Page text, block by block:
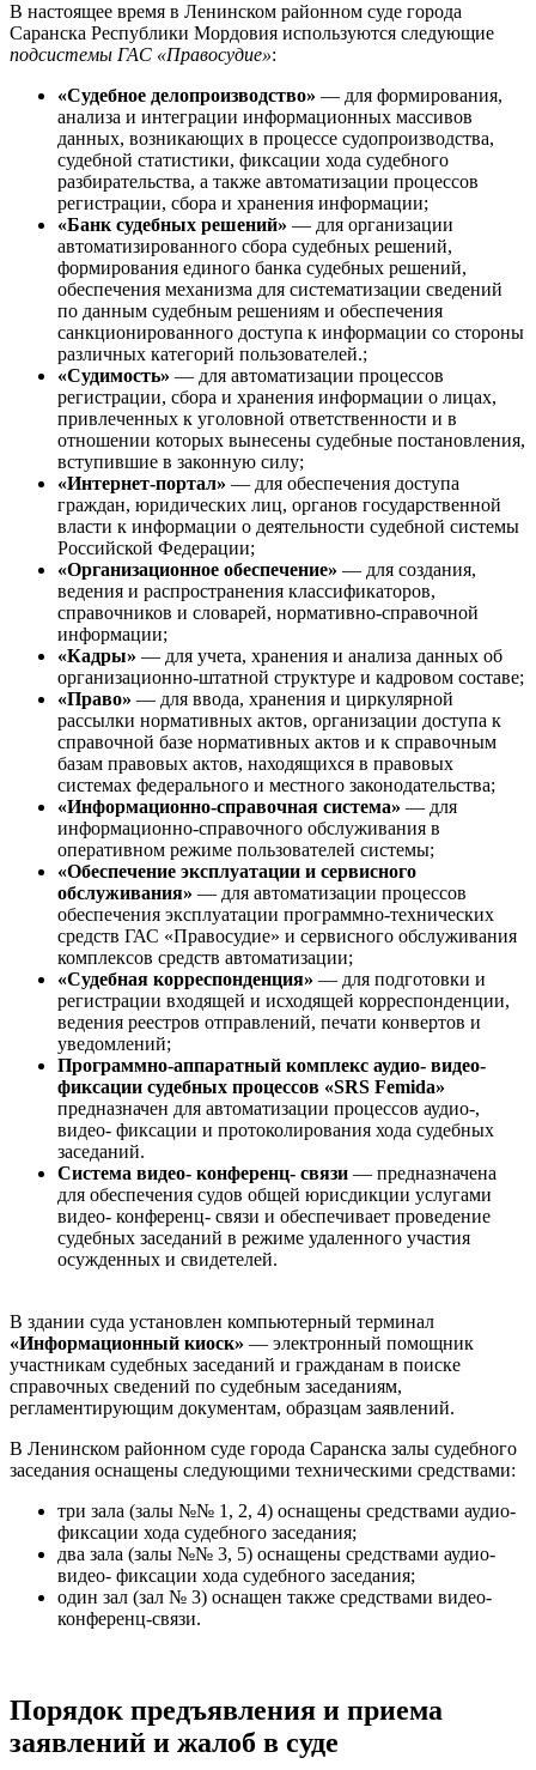
В настоящее время в Ленинском районном суде города
Саранска Республики Мордовия используются следующие
подсистемы ГАС «Правосудие»:
«Судебное делопроизводство» — для формирования,
анализа и интеграции информационных массивов
данных, возникающих в процессе судопроизводства,
судебной статистики, фиксации хода судебного
разбирательства, а также автоматизации процессов
регистрации, сбора и хранения информации;
«Банк судебных решений» — для организации
автоматизированного сбора судебных решений,
формирования единого банка судебных решений,
обеспечения механизма для систематизации сведений
по данным судебным решениям и обеспечения
санкционированного доступа к информации со стороны
различных категорий пользователей.;
«Судимость» — для автоматизации процессов
регистрации, сбора и хранения информации о лицах,
привлеченных к уголовной ответственности и в
отношении которых вынесены судебные постановления,
вступившие в законную силу;
«Интернет-портал» — для обеспечения доступа
граждан, юридических лиц, органов государственной
власти к информации о деятельности судебной системы
Российской Федерации;
«Организационное обеспечение» — для создания,
ведения и распространения классификаторов,
справочников и словарей, нормативно-справочной
информации;
«Кадры» — для учета, хранения и анализа данных об
организационно-штатной структуре и кадровом составе;
«Право» — для ввода, хранения и циркулярной
рассылки нормативных актов, организации доступа к
справочной базе нормативных актов и к справочным
базам правовых актов, находящихся в правовых
системах федерального и местного законодательства;
«Информационно-справочная система» — для
информационно-справочного обслуживания в
оперативном режиме пользователей системы;
«Обеспечение эксплуатации и сервисного
обслуживания» — для автоматизации процессов
обеспечения эксплуатации программно-технических
средств ГАС «Правосудие» и сервисного обслуживания
комплексов средств автоматизации;
«Судебная корреспонденция» — для подготовки и
регистрации входящей и исходящей корреспонденции,
ведения реестров отправлений, печати конвертов и
уведомлений;
Программно-аппаратный комплекс аудио- видео-
фиксации судебных процессов «SRS Femida»
предназначен для автоматизации процессов аудио-,
видео- фиксации и протоколирования хода судебных
заседаний.
Система видео- конференц- связи — предназначена
для обеспечения судов общей юрисдикции услугами
видео- конференц- связи и обеспечивает проведение
судебных заседаний в режиме удаленного участия
осужденных и свидетелей.
В здании суда установлен компьютерный терминал
«Информационный киоск» — электронный помощник
участникам судебных заседаний и гражданам в поиске
справочных сведений по судебным заседаниям,
регламентирующим документам, образцам заявлений.
В Ленинском районном суде города Саранска залы судебного
заседания оснащены следующими техническими средствами:
три зала (залы №№ 1, 2, 4) оснащены средствами аудио-
фиксации хода судебного заседания;
два зала (залы №№ 3, 5) оснащены средствами аудио-
видео- фиксации хода судебного заседания;
один зал (зал № 3) оснащен также средствами видео-
конференц-связи.
Порядок предъявления и приема
заявлений и жалоб в суде